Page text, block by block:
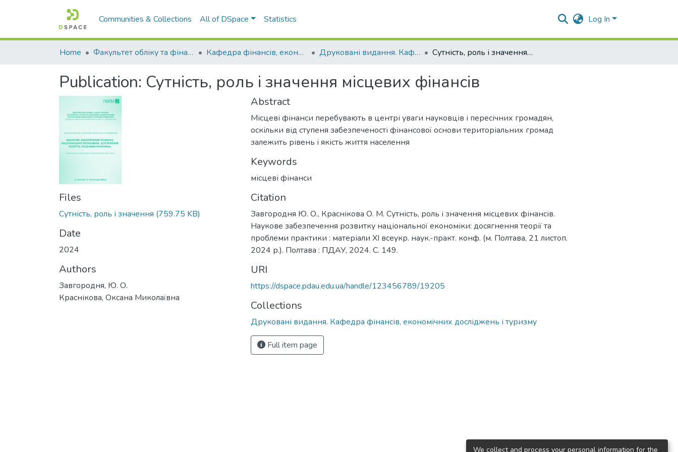
Communities & Collections All of DSpace Statistics Log In
Home Факультет обліку та фінансів Кафедра фінансів, економічних досліджень і туризму Друковані видання. Кафедра фінансів, економічних досліджень і туризму Сутність, роль і значення місцевих фінансів
Publication: Сутність, роль і значення місцевих фінансів
Files
Сутність, роль і значення (759.75 KB)
Date
2024
Authors
Завгородня, Ю. О.
Краснікова, Оксана Миколаївна
Abstract
Місцеві фінанси перебувають в центрі уваги науковців і пересічних громадян,
оскільки від ступеня забезпеченості фінансової основи територіальних громад
залежить рівень і якість життя населення
Keywords
місцеві фінанси
Citation
Завгородня Ю. О., Краснікова О. М. Сутність, роль і значення місцевих фінансів.
Наукове забезпечення розвитку національної економіки: досягнення теорії та
проблеми практики : матеріали ХІ всеукр. наук.-практ. конф. (м. Полтава, 21 листоп.
2024 р.). Полтава : ПДАУ, 2024. С. 149.
URI
https://dspace.pdau.edu.ua/handle/123456789/19205
Collections
Друковані видання. Кафедра фінансів, економічних досліджень і туризму
Full item page
We collect and process your personal information for the